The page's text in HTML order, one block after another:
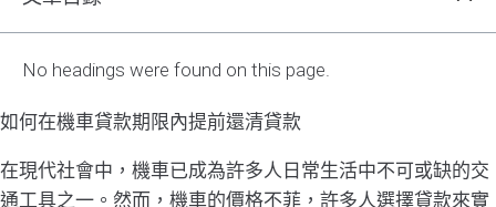
No headings were found on this page.
如何在機車貸款期限內提前還清貸款
在現代社會中，機車已成為許多人日常生活中不可或缺的交
通工具之一。然而，機車的價格不菲，許多人選擇貸款來實